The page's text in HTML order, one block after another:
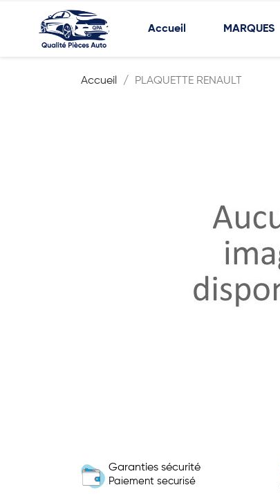
Accueil MARQUES
Accueil PLAQUETTE RENAULT
Garanties sécurité
Paiement securisé